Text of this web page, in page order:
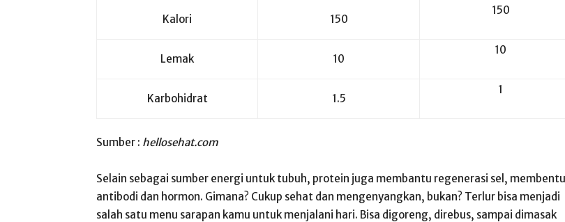
Kalori 150
150
Lemak 10
10
Karbohidrat 1.5
1
Sumber : hellosehat.com
Selain sebagai sumber energi untuk tubuh, protein juga membantu regenerasi sel,
antibodi dan hormon. Gimana? Cukup sehat dan mengenyangkan, bukan? Terlur bisa menjadi
salah satu menu sarapan kamu untuk menjalani hari. Bisa digoreng, direbus, sampai dimasak